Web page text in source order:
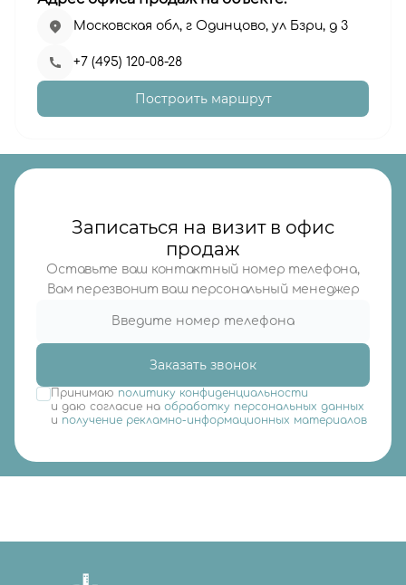
Московская обл, г Одинцово, ул Бзри, д 3
+7 (495) 120-08-28
Построить маршрут
Записаться на визит в офис
продаж
Оставьте ваш контактный номер телефона,
Вам перезвонит ваш персональный менеджер
Заказать звонок
Принимаю политику конфиденциальности
и даю согласие на обработку персональных данных
и получение рекламно-информационных материалов